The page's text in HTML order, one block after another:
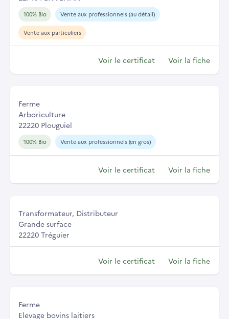
100% Bio Vente aux professionnels (au détail)
Vente aux particuliers
Voir le certificat Voir la fiche
Ferme
Arboriculture
22220 Plouguiel
100% Bio Vente aux professionnels (en gros)
Voir le certificat Voir la fiche
Transformateur, Distributeur
Grande surface
22220 Tréguier
Voir le certificat Voir la fiche
Ferme
Elevage bovins laitiers